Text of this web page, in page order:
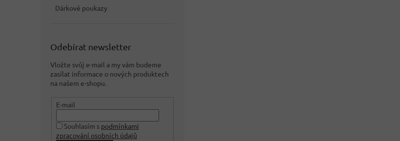
Dárkové poukazy
Odebírat newsletter
Vložte svůj e-mail a my vám budeme
zasílat informace o nových produktech
na našem e-shopu.
E-mail
Souhlasím s podmínkami
zpracování osobních údajů